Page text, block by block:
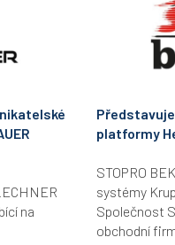
na
platformy
STOPRO
systémy
Společnost
obchodní